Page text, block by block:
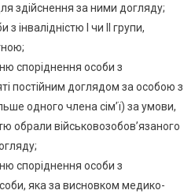
здійснення за ними догляду;
інвалідністю І чи ІІ групи,
споріднення особи з
постійним доглядом за особою з
одного члена сім’ї) за умови,
обрали військовозобов’язаного
споріднення особи з
яка за висновком медико-